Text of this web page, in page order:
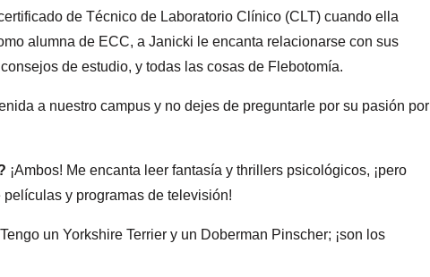
de Técnico de Laboratorio Clínico (CLT) cuando ella
alumna de ECC, a Janicki le encanta relacionarse con sus
de estudio, y todas las cosas de Flebotomía.
a nuestro campus y no dejes de preguntarle por su pasión por
¡Ambos! Me encanta leer fantasía y thrillers psicológicos, ¡pero
y programas de televisión!
Tengo un Yorkshire Terrier y un Doberman Pinscher; ¡son los